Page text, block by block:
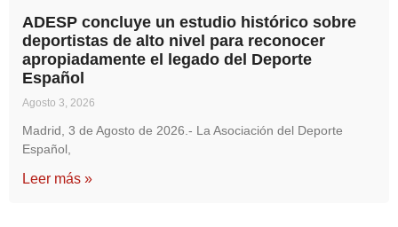
ADESP concluye un estudio histórico sobre
deportistas de alto nivel para reconocer
apropiadamente el legado del Deporte
Español
Agosto 3, 2026
Madrid, 3 de Agosto de 2026.- La Asociación del Deporte
Español,
Leer más »